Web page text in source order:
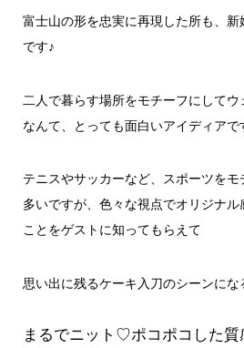
富士山の形を忠実に再現した所も、新
です♪
二人で暮らす場所をモチーフにして
なんて、とっても面白いアイディアで
テニスやサッカーなど、スポーツを
多いですが、色々な視点でオリジナ
ことをゲストに知ってもらえて
思い出に残るケーキ入刀のシーンにな
まるでニット♡ポコポコした質